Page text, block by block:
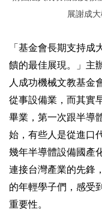
展謝成
「基金會長期支持成
饋的最佳展現。」主
人成功機械文教基金
從事設備業，而其實
畢業，第一次跟半導
始，有些人是從進口
幾年半導體設備國產
連接台灣產業的先鋒
的年輕學子們，感受
重要性。